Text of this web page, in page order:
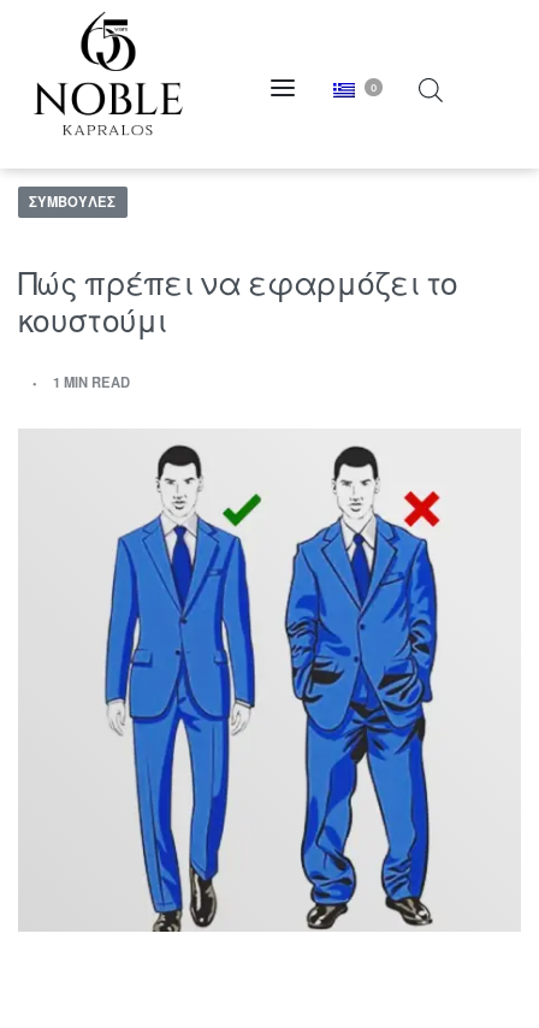
0
ΣΥΜΒΟΥΛΈΣ
Πώς πρέπει να εφαρμόζει το
κουστούμι
1 MIN READ